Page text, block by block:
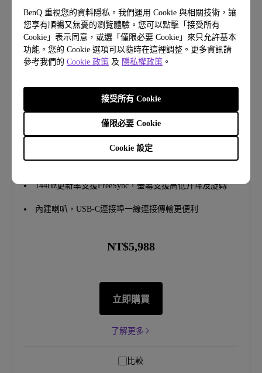
BenQ 重視您的資料隱私。我們運用 Cookie 與相關技術，讓
您享有順暢又無憂的瀏覽體驗。您可以點擊「接受所有
Cookie」表示同意，或選「僅限必要 Cookie」來只允許基本
功能。您的 Cookie 選項可以隨時在這裡調整。更多資訊請
參考我們的 Cookie 政策 及 隱私權政策 。
Cookie 設定
僅限必要 Cookie
接受所有 Cookie
GW2790TC｜27 吋 FHD 144Hz 護眼螢幕
1080p(1920x1080)
三道護眼科技，專利Ultra光智慧全天候舒適護眼，搭載
144Hz更新率支援FreeSync，螢幕支援高低升降及旋轉
內建喇叭，USB-C連接埠一線連接傳輸更便利
NT$5,988
立即購買
了解更多
比較